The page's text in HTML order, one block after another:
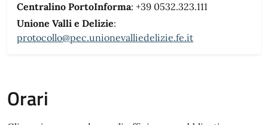
Centralino PortoInforma: +39 0532.323.111
Unione Valli e Delizie:
protocollo@pec.unionevalliedelizie.fe.it
Orari